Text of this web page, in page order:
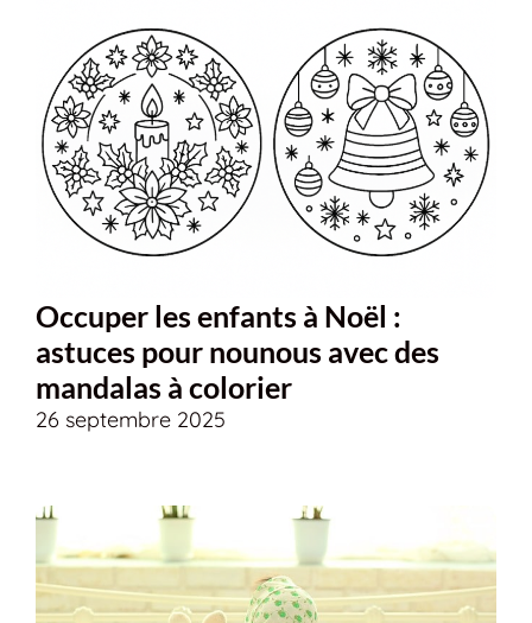
Occuper les enfants à Noël :
astuces pour nounous avec des
mandalas à colorier
26 septembre 2025